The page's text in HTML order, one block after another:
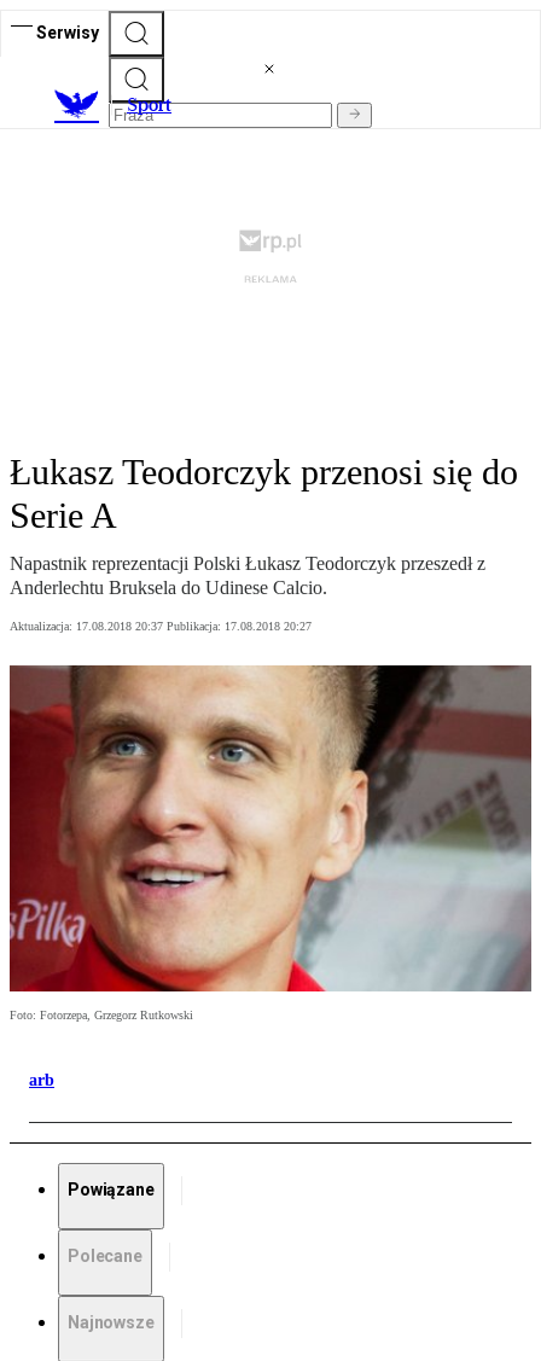
Serwisy
Sport
Łukasz Teodorczyk przenosi się do
Serie A
Napastnik reprezentacji Polski Łukasz Teodorczyk przeszedł z
Anderlechtu Bruksela do Udinese Calcio.
Aktualizacja: 17.08.2018 20:37 Publikacja: 17.08.2018 20:27
Foto: Fotorzepa, Grzegorz Rutkowski
arb
Powiązane
Polecane
Najnowsze